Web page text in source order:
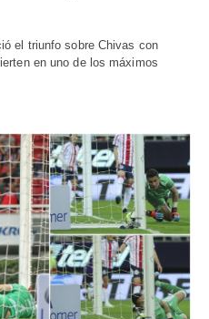
el triunfo sobre Chivas con
en uno de los máximos